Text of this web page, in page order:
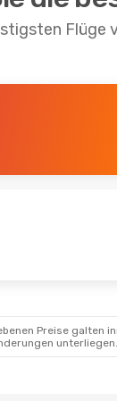
Flüge
1
FLR
Preise galten
unterliegen.